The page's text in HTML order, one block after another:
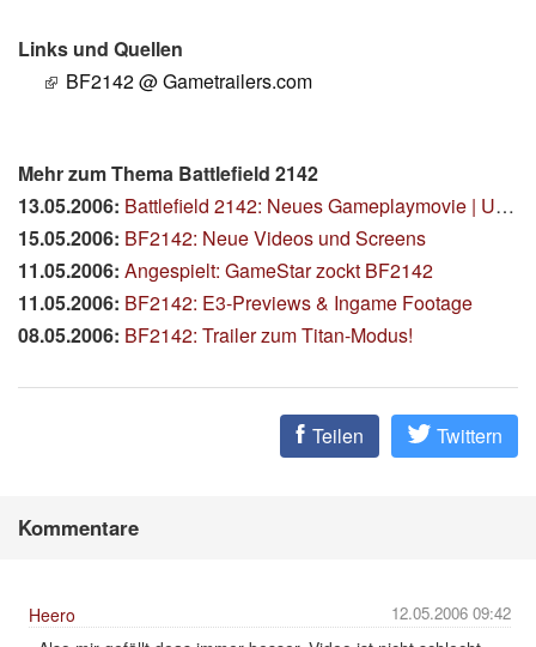
Links und Quellen
BF2142 @ Gametrailers.com
Mehr zum Thema Battlefield 2142
13.05.2006: Battlefield 2142: Neues Gameplaymovie | Update!
15.05.2006: BF2142: Neue Videos und Screens
11.05.2006: Angespielt: GameStar zockt BF2142
11.05.2006: BF2142: E3-Previews & Ingame Footage
08.05.2006: BF2142: Trailer zum Titan-Modus!
Teilen Twittern
Kommentare
12.05.2006 09:42
Heero